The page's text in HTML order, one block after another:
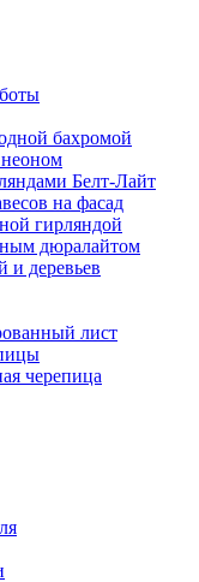
бахромой
Белт-Лайт
на фасад
гирляндой
дюралайтом
и деревьев
лист
черепица